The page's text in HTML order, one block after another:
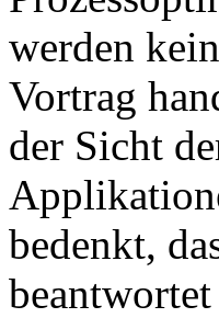
werden
Vortrag
der Sicht
bedenkt,